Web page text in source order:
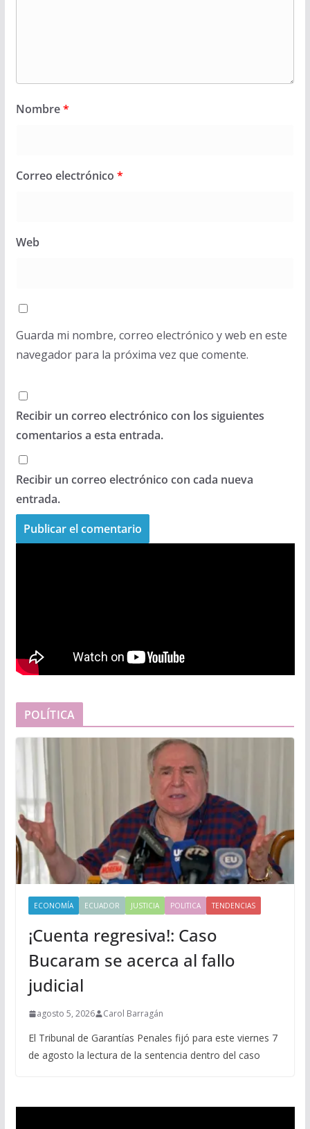
Nombre*
Correo electrónico *
Web
Guarda mi nombre, correo electrónico y web en este
navegador para la próxima vez que comente.
Recibir un correo electrónico con los siguientes
comentarios a esta entrada.
Recibir un correo electrónico con cada nueva
entrada.
POLÍTICA
ECONOMÍA ECUADOR JUSTICIA POLITICA TENDENCIAS
¡Cuenta regresiva!: Caso
Bucaram se acerca al fallo
judicial
agosto 5, 2026 Carol Barragán
El Tribunal de Garantías Penales fijó para este viernes 7
de agosto la lectura de la sentencia dentro del caso